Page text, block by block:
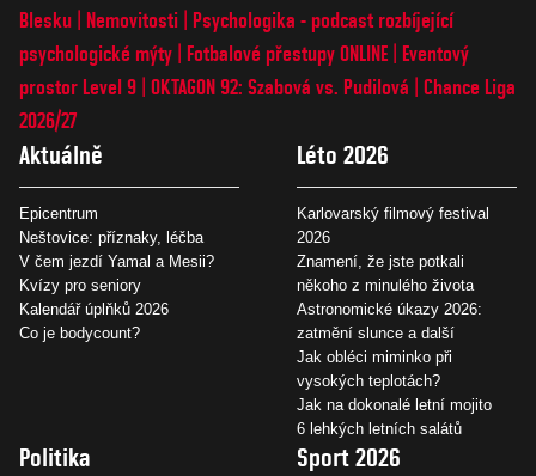
Blesku
Nemovitosti
Psychologika - podcast rozbíjející
psychologické mýty
Fotbalové přestupy ONLINE
Eventový
prostor Level 9 OKTAGON 92: Szabová vs. Pudilová
Chance Liga
2026/27
Aktuálně
Epicentrum
Neštovice: příznaky, léčba
V čem jezdí Yamal a Mesii?
Kvízy pro seniory
Kalendář úplňků 2026
Co je bodycount?
Léto 2026
Karlovarský filmový festival
2026
Znamení, že jste potkali
někoho z minulého života
Astronomické úkazy 2026:
zatmění slunce a další
Jak obléci miminko při
vysokých teplotách?
Jak na dokonalé letní mojito
6 lehkých letních salátů
Politika Sport 2026